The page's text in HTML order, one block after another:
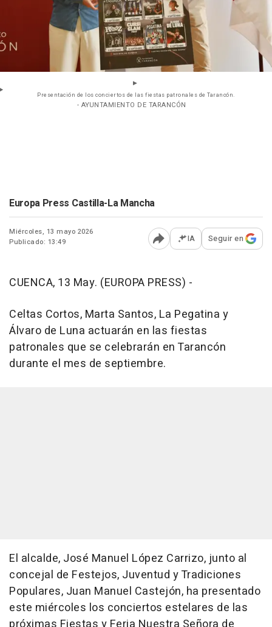
Presentación de los conciertos de las fiestas patronales de Tarancón.
- AYUNTAMIENTO DE TARANCÓN
Europa Press Castilla-La Mancha
Miércoles, 13 mayo 2026
Publicado: 13:49
Abrir opciones para
IA Seguir en
CUENCA, 13 May. (EUROPA PRESS) -
Celtas Cortos, Marta Santos, La Pegatina y
Álvaro de Luna actuarán en las fiestas
patronales que se celebrarán en Tarancón
durante el mes de septiembre.
El alcalde, José Manuel López Carrizo, junto al
concejal de Festejos, Juventud y Tradiciones
Populares, Juan Manuel Castejón, ha presentado
este miércoles los conciertos estelares de las